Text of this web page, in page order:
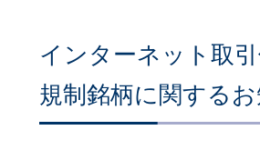
インターネット取
規制銘柄に関する